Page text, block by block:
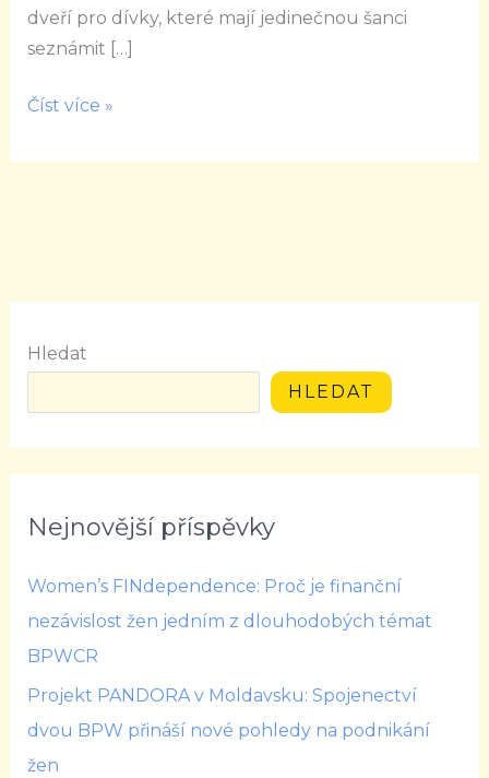
dveří pro dívky, které mají jedinečnou šanci
seznámit […]
Číst více »
Hledat
HLEDAT
Nejnovější příspěvky
Women’s FINdependence: Proč je finanční
nezávislost žen jedním z dlouhodobých témat
BPWCR
Projekt PANDORA v Moldavsku: Spojenectví
dvou BPW přináší nové pohledy na podnikání
žen